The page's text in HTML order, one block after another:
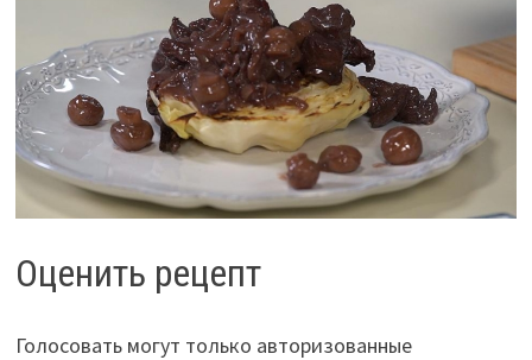
Оценить рецепт
Голосовать могут только авторизованные